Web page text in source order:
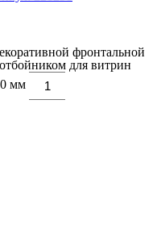
фронтальной
для витрин
мм